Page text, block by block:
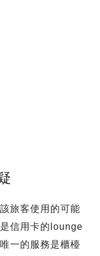
旅客使用的可能
信用卡的lounge
一的服務是櫃檯